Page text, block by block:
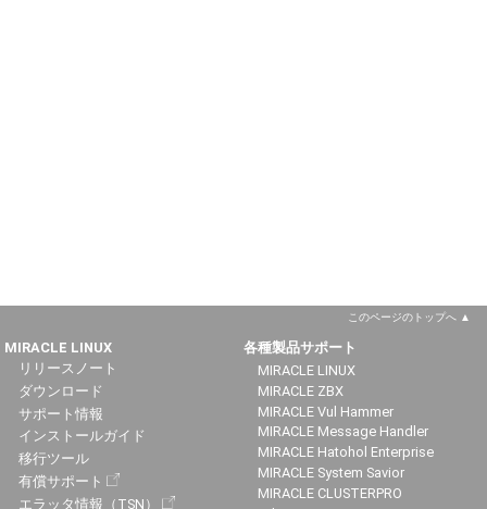
このページのトップへ
MIRACLE LINUX
リリースノート
ダウンロード
サポート情報
インストールガイド
移行ツール
有償サポート
エラッタ情報（TSN）
各種製品サポート
MIRACLE LINUX
MIRACLE ZBX
MIRACLE Vul Hammer
MIRACLE Message Handler
MIRACLE Hatohol Enterprise
MIRACLE System Savior
MIRACLE CLUSTERPRO